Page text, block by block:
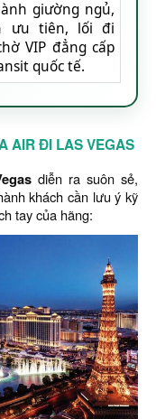
giường ngủ,
ưu tiên, lối đi
VIP đẳng cấp
quốc tế.
AIR ĐI LAS VEGAS
diễn ra suôn sẻ,
khách cần lưu ý kỹ
tay của hãng: